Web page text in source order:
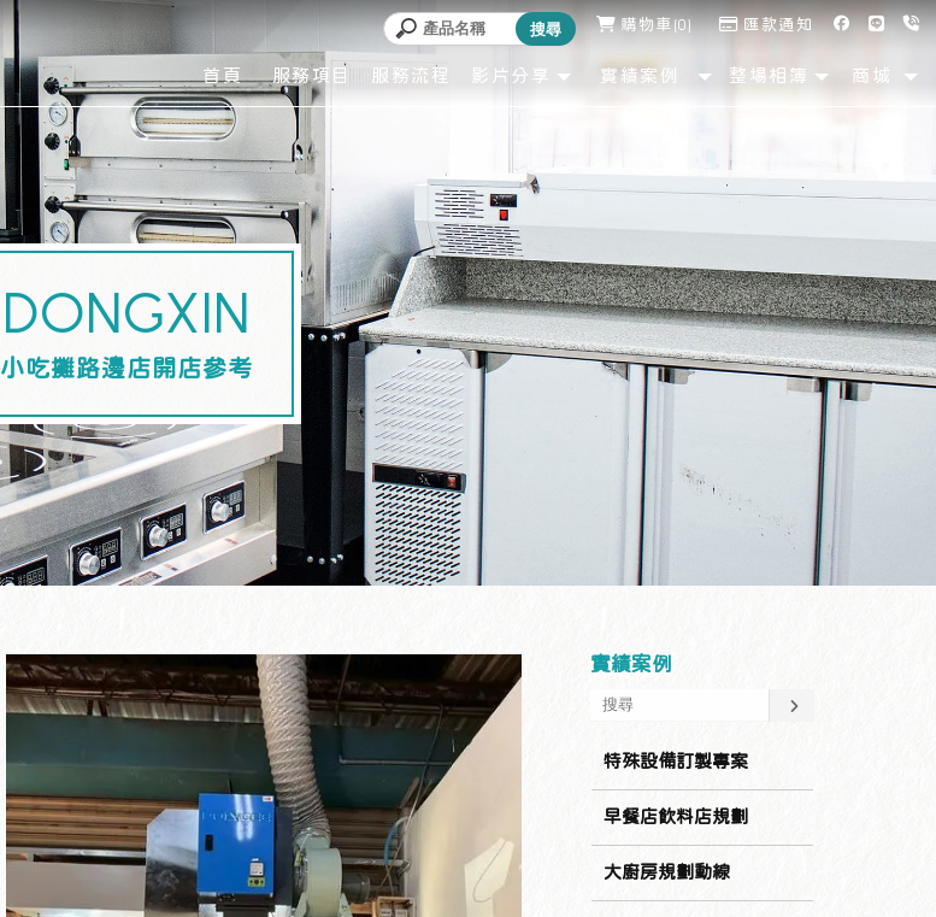
購物車 0 匯款通知
首頁
ABOUT
服務項目
SERVICE
服務流程 影片分享 實績案例 整場相簿 商城
小吃攤路邊店開店參考
實績案例
特殊設備訂製專案
早餐店飲料店規劃
大廚房規劃動線